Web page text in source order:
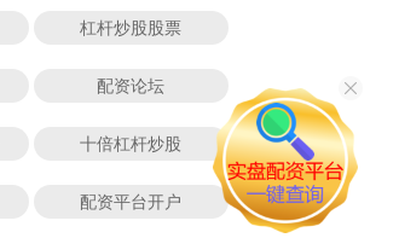
杠杆炒股股票
配资论坛
十倍杠杆炒股
配资平台开户